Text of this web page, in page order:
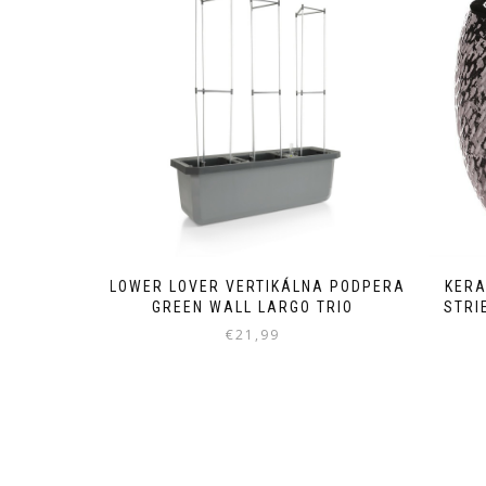
FLOWER LOVER VERTIKÁLNA PODPERA
GREEN WALL LARGO TRIO
€21,99